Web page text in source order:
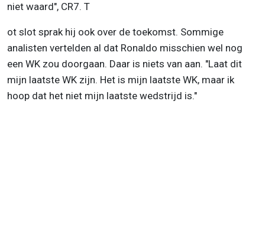
niet waard", CR7. T
ot slot sprak hij ook over de toekomst. Sommige
analisten vertelden al dat Ronaldo misschien wel nog
een WK zou doorgaan. Daar is niets van aan. "Laat dit
mijn laatste WK zijn. Het is mijn laatste WK, maar ik
hoop dat het niet mijn laatste wedstrijd is."